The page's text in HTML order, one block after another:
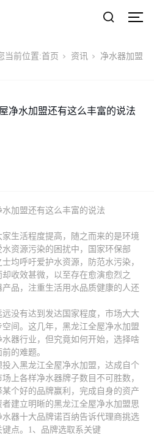
当前位置:首页 资讯 净水器加盟
净水加盟还有这么丰富的说法
加盟还有这么丰富的说法
生活程度提高，随之而来的是环境
资源污染的困扰中，国家环保部
均呼吁爱护水资源，防范水污染，
收效甚微，以至存在愈演愈烈之
品，注重生活用水品质健康的人还
没有达到发达国家程度，市场大大
间。这几年，黑龙江全屋净水加盟
器行业，但究竟如何开始，选择啥
的难题。
入黑龙江全屋净水加盟，达成自个
上各样净水器牌子数目不可胜数，
个好的品牌赢利，完成自身的资产
建立明晰的黑龙江全屋净水加盟思
器十大品牌诺百纳告诉代理商挑选
点。1、品牌选取系关键